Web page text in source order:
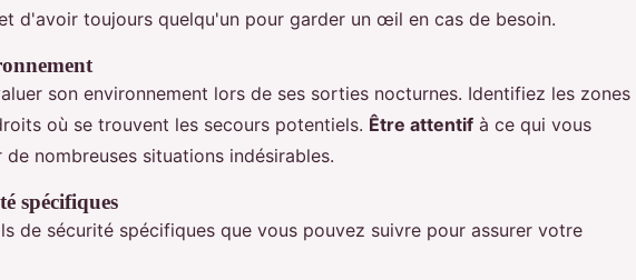
d'avoir toujours quelqu'un pour garder un œil en cas de besoin.
son environnement lors de ses sorties nocturnes. Identifiez les zones
où se trouvent les secours potentiels. Être attentif à ce qui vous
nombreuses situations indésirables.
spécifiques
de sécurité spécifiques que vous pouvez suivre pour assurer votre